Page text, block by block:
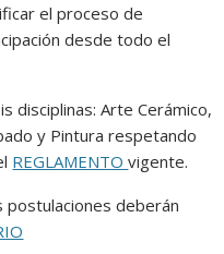
el proceso de
desde todo el
disciplinas: Arte Cerámico,
y Pintura respetando
REGLAMENTOvigente.
postulaciones deberán